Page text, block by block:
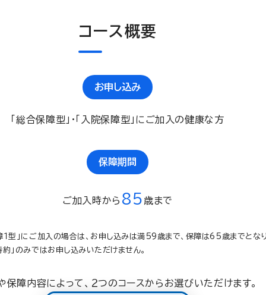
コース概要
お申し込み
「総合保障型」・「入院保障型」にご加入の健康な方
保障期間
ご加入時から 85 歳まで
１型」にご加入の場合は、お申し込みは満59歳まで、保障は65歳までとな
約」のみではお申し込みいただけません。
保障内容によって、２つのコースからお選びいただけます。